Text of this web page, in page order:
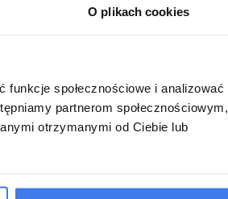
O plikach cookies
społecznościowe i analizować
partnerom społecznościowym,
otrzymanymi od Ciebie lub